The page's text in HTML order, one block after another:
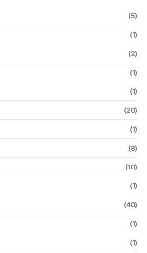
(5)
(1)
(2)
(1)
(1)
(20)
(1)
(8)
(10)
(1)
(40)
(1)
(1)